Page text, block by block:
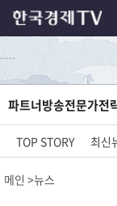
파트너방송전문가전
TOP STORY 최신
메인 뉴스